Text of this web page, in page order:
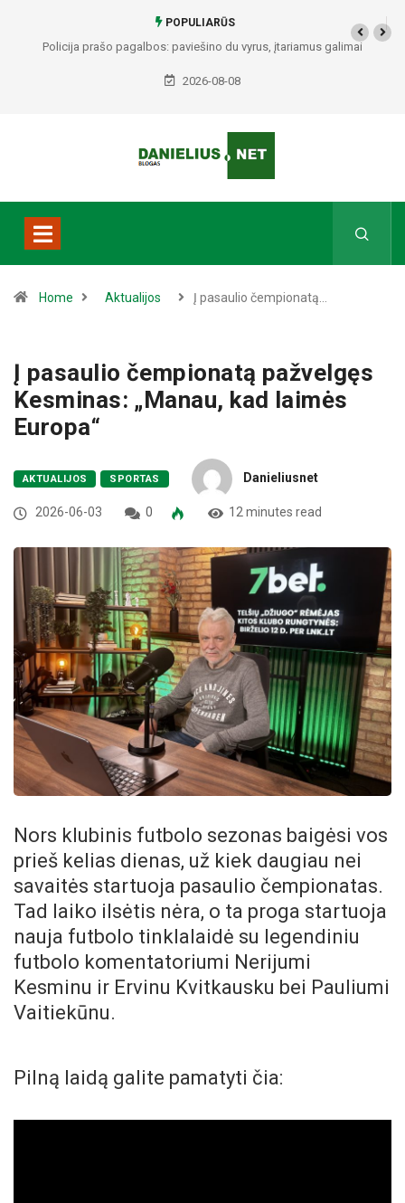
POPULIARŪS
Policija prašo pagalbos: paviešino du vyrus, įtariamus galimai
padariusius vagystes Alytuje ir Dauguose
2026-08-08
Home Aktualijos Į pasaulio čempionatą…
Į pasaulio čempionatą pažvelgęs
Kesminas: „Manau, kad laimės
Europa“
AKTUALIJOS SPORTAS Danieliusnet
2026-06-03 0 12 minutes read
Nors klubinis futbolo sezonas baigėsi vos
prieš kelias dienas, už kiek daugiau nei
savaitės startuoja pasaulio čempionatas.
Tad laiko ilsėtis nėra, o ta proga startuoja
nauja futbolo tinklalaidė su legendiniu
futbolo komentatoriumi Nerijumi
Kesminu ir Ervinu Kvitkausku bei Pauliumi
Vaitiekūnu.
Pilną laidą galite pamatyti čia: